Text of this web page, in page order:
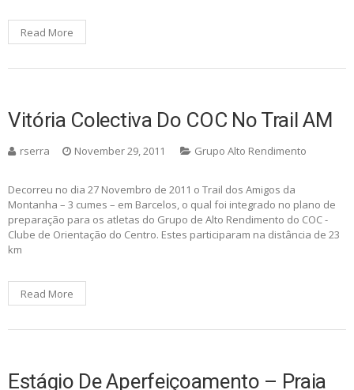
Read More
Vitória Colectiva Do COC No Trail AM
rserra November 29, 2011 Grupo Alto Rendimento
Decorreu no dia 27 Novembro de 2011 o Trail dos Amigos da
Montanha – 3 cumes – em Barcelos, o qual foi integrado no plano de
preparação para os atletas do Grupo de Alto Rendimento do COC -
Clube de Orientação do Centro. Estes participaram na distância de 23
km
Read More
Estágio De Aperfeiçoamento – Praia